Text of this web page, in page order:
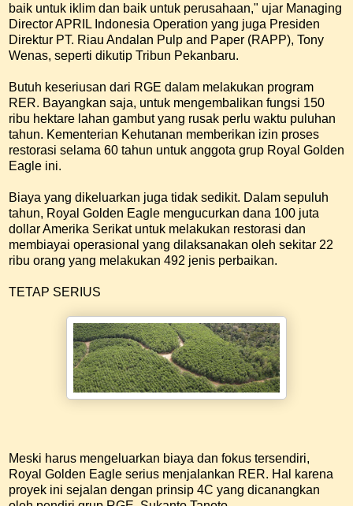
baik untuk iklim dan baik untuk perusahaan," ujar Managing
Director APRIL Indonesia Operation yang juga Presiden
Direktur PT. Riau Andalan Pulp and Paper (RAPP), Tony
Wenas, seperti dikutip Tribun Pekanbaru.
Butuh keseriusan dari RGE dalam melakukan program
RER. Bayangkan saja, untuk mengembalikan fungsi 150
ribu hektare lahan gambut yang rusak perlu waktu puluhan
tahun. Kementerian Kehutanan memberikan izin proses
restorasi selama 60 tahun untuk anggota grup Royal Golden
Eagle ini.
Biaya yang dikeluarkan juga tidak sedikit. Dalam sepuluh
tahun, Royal Golden Eagle mengucurkan dana 100 juta
dollar Amerika Serikat untuk melakukan restorasi dan
membiayai operasional yang dilaksanakan oleh sekitar 22
ribu orang yang melakukan 492 jenis perbaikan.
TETAP SERIUS
Meski harus mengeluarkan biaya dan fokus tersendiri,
Royal Golden Eagle serius menjalankan RER. Hal karena
proyek ini sejalan dengan prinsip 4C yang dicanangkan